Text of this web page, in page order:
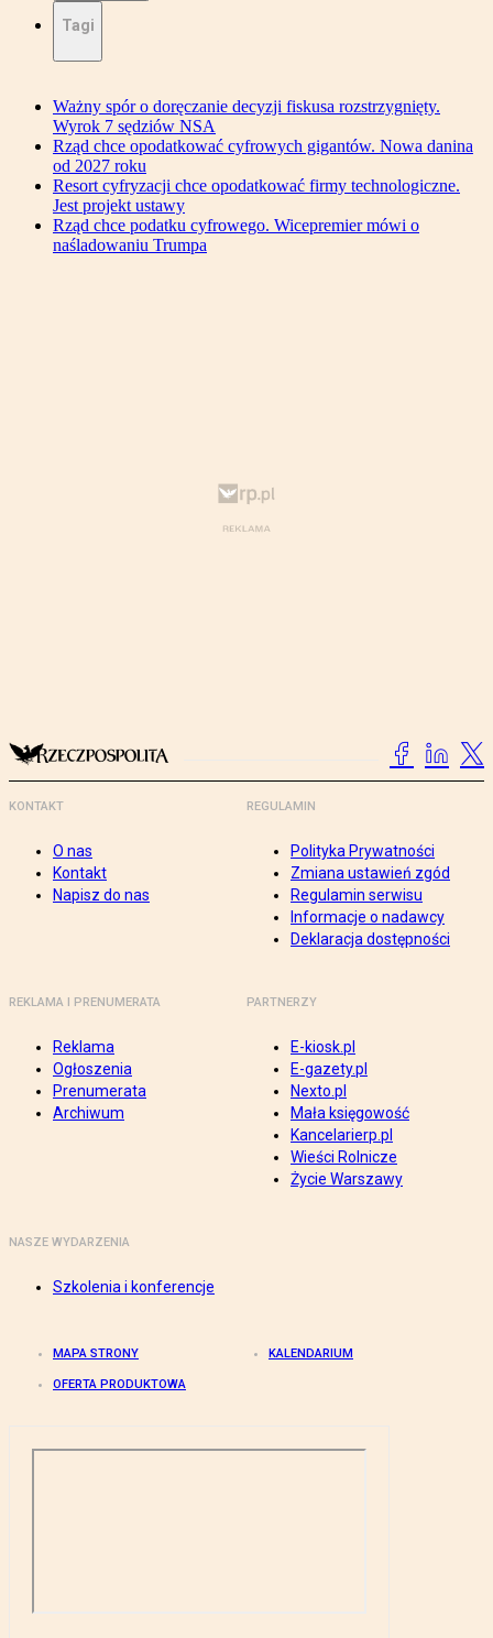
Tagi
Ważny spór o doręczanie decyzji fiskusa rozstrzygnięty.
Wyrok 7 sędziów NSA
Rząd chce opodatkować cyfrowych gigantów. Nowa danina
od 2027 roku
Resort cyfryzacji chce opodatkować firmy technologiczne.
Jest projekt ustawy
Rząd chce podatku cyfrowego. Wicepremier mówi o
naśladowaniu Trumpa
KONTAKT
O nas
Kontakt
Napisz do nas
REGULAMIN
Polityka Prywatności
Zmiana ustawień zgód
Regulamin serwisu
Informacje o nadawcy
Deklaracja dostępności
REKLAMA I PRENUMERATA
Reklama
Ogłoszenia
Prenumerata
Archiwum
PARTNERZY
E-kiosk.pl
E-gazety.pl
Nexto.pl
Mała księgowość
Kancelarierp.pl
Wieści Rolnicze
Życie Warszawy
NASZE WYDARZENIA
Szkolenia i konferencje
MAPA STRONY KALENDARIUM
OFERTA PRODUKTOWA